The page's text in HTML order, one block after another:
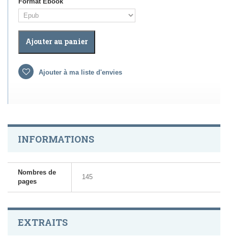
Ajouter au panier
Ajouter à ma liste d'envies
INFORMATIONS
Nombres de
pages
145
EXTRAITS